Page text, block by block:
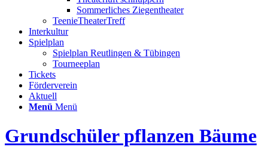
Sommerliches Ziegentheater
TeenieTheaterTreff
Interkultur
Spielplan
Spielplan Reutlingen & Tübingen
Tourneeplan
Tickets
Förderverein
Aktuell
Menü Menü
Grundschüler pflanzen Bäume